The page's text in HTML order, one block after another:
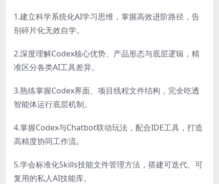
1.建立科学系统化AI学习思维，掌握高效进阶路径，告
别碎片化无效自学。
2.深度理解Codex核心优势、产品形态与底层逻辑，精
准区分各类AI工具差异。
3.熟练掌握Codex界面、项目线程文件结构，完全吃透
智能体运行底层机制。
4.掌握Codex与Chatbot联动玩法，配合IDE工具，打造
高精度协同工作流。
5.学会标准化Skills技能文件管理方法，搭建可迭代、可
复用的私人AI技能库。